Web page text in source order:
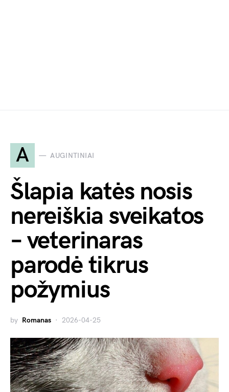
A AUGINTINIAI
Šlapia katės nosis
nereiškia sveikatos
– veterinaras
parodė tikrus
požymius
by Romanas 2026-04-25